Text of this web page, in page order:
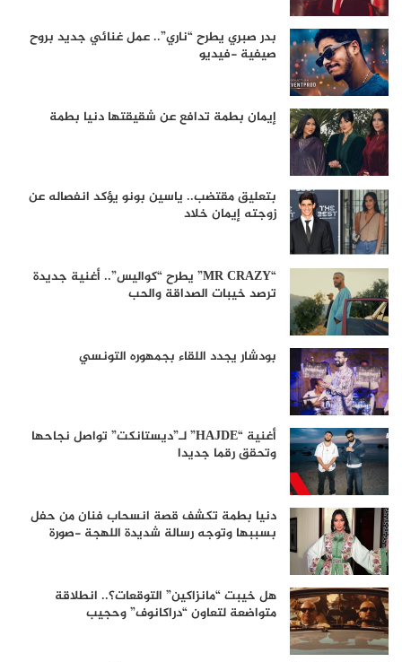
بدر صبري يطرح “ناري”.. عمل غنائي جديد بروح
صيفية -فيديو
إيمان بطمة تدافع عن شقيقتها دنيا بطمة
بتعليق مقتضب.. ياسين بونو يؤكد انفصاله عن
زوجته إيمان خلاد
“MR CRAZY” يطرح “كواليس”.. أغنية جديدة
ترصد خيبات الصداقة والحب
بودشار يجدد اللقاء بجمهوره التونسي
أغنية “HAJDE” لـ”ديستانكت” تواصل نجاحها
وتحقق رقما جديدا
دنيا بطمة تكشف قصة انسحاب فنان من حفل
بسببها وتوجه رسالة شديدة اللهجة -صورة
هل خيبت “مانزاكين” التوقعات؟.. انطلاقة
متواضعة لتعاون “دراكانوف” وحجيب